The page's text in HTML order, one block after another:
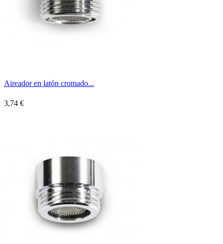
Aireador en latón cromado...
3,74 €